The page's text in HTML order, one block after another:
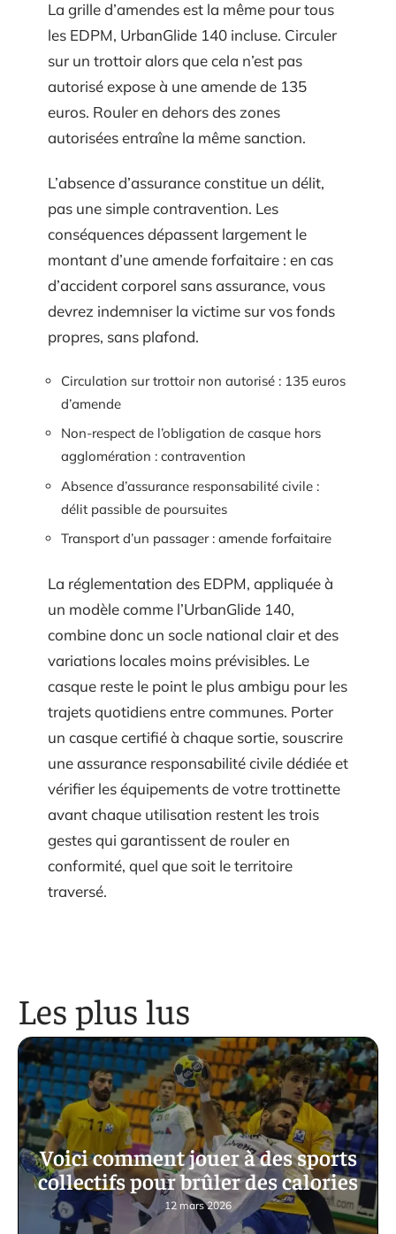
La grille d’amendes est la même pour tous
les EDPM, UrbanGlide 140 incluse. Circuler
sur un trottoir alors que cela n’est pas
autorisé expose à une amende de 135
euros. Rouler en dehors des zones
autorisées entraîne la même sanction.
L’absence d’assurance constitue un délit,
pas une simple contravention. Les
conséquences dépassent largement le
montant d’une amende forfaitaire : en cas
d’accident corporel sans assurance, vous
devrez indemniser la victime sur vos fonds
propres, sans plafond.
Circulation sur trottoir non autorisé : 135 euros
d’amende
Non-respect de l’obligation de casque hors
agglomération : contravention
Absence d’assurance responsabilité civile :
délit passible de poursuites
Transport d’un passager : amende forfaitaire
La réglementation des EDPM, appliquée à
un modèle comme l’UrbanGlide 140,
combine donc un socle national clair et des
variations locales moins prévisibles. Le
casque reste le point le plus ambigu pour les
trajets quotidiens entre communes. Porter
un casque certifié à chaque sortie, souscrire
une assurance responsabilité civile dédiée et
vérifier les équipements de votre trottinette
avant chaque utilisation restent les trois
gestes qui garantissent de rouler en
conformité, quel que soit le territoire
traversé.
Les plus lus
Voici comment jouer à des sports
collectifs pour brûler des calories
12 mars 2026